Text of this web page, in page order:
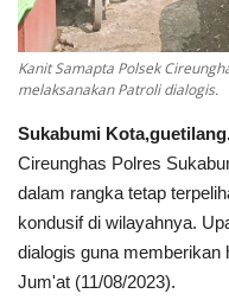
Ekonomi
Informasi Journalism
Olahraga
Kesehatan
Kanit Samapta Polsek
melaksanakan Patroli dialogis.
Sukabumi
Cireunghas Polres
dalam rangka tetap
kondusif di wilayahnya.
dialogis guna memberikan
Jum'at (11/08/2023).